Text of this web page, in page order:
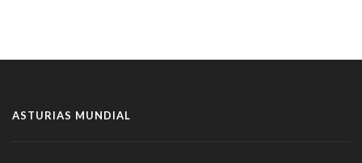
ASTURIAS MUNDIAL